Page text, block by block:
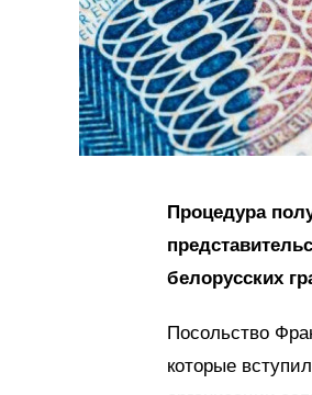
Процедура
белорусских
Посольство
которые